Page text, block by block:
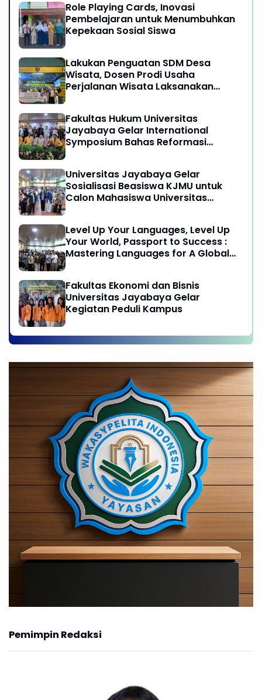
Role Playing Cards, Inovasi
Pembelajaran untuk Menumbuhkan
Kepekaan Sosial Siswa
Lakukan Penguatan SDM Desa
Wisata, Dosen Prodi Usaha
Perjalanan Wisata Laksanakan
Sukamandi Masagi - Kabupaten
Subang, Jawa Barat
Fakultas Hukum Universitas
Jayabaya Gelar International
Symposium Bahas Reformasi
Universitas Jayabaya Gelar
Sosialisasi Beasiswa KJMU untuk
Calon Mahasiswa Universitas
Level Up Your Languages, Level Up
Your World, Passport to Success :
Mastering Languages for A Global
Fakultas Ekonomi dan Bisnis
Universitas Jayabaya Gelar
Kegiatan Peduli Kampus
Pemimpin Redaksi